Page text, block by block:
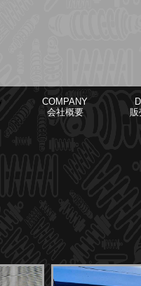
COMPANY
会社概要
販